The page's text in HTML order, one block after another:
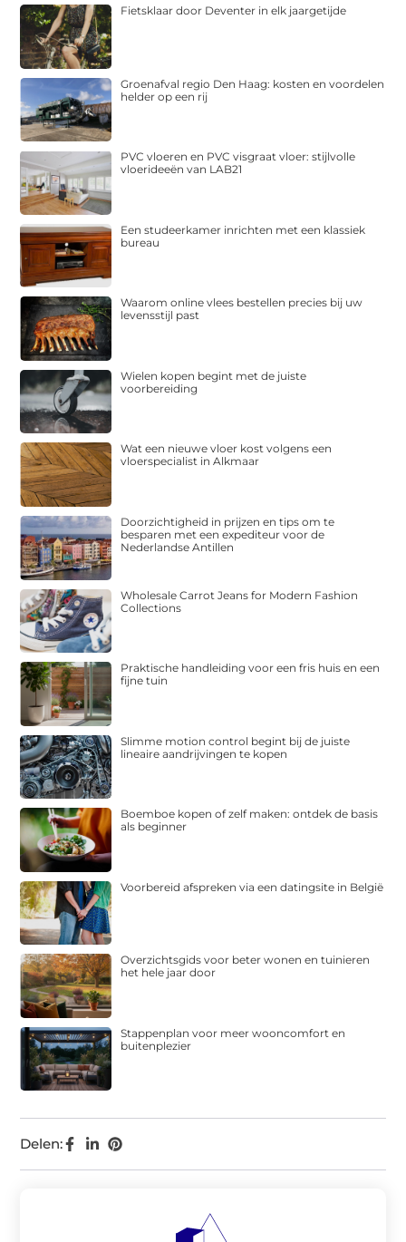
Delen:
Fietsklaar door Deventer in elk jaargetijde
Groenafval regio Den Haag: kosten en voordelen
helder op een rij
PVC vloeren en PVC visgraat vloer: stijlvolle
vloerideeën van LAB21
Een studeerkamer inrichten met een klassiek
bureau
Waarom online vlees bestellen precies bij uw
levensstijl past
Wielen kopen begint met de juiste
voorbereiding
Wat een nieuwe vloer kost volgens een
vloerspecialist in Alkmaar
Doorzichtigheid in prijzen en tips om te
besparen met een expediteur voor de
Nederlandse Antillen
Wholesale Carrot Jeans for Modern Fashion
Collections
Praktische handleiding voor een fris huis en een
fijne tuin
Slimme motion control begint bij de juiste
lineaire aandrijvingen te kopen
Boemboe kopen of zelf maken: ontdek de basis
als beginner
Voorbereid afspreken via een datingsite in België
Overzichtsgids voor beter wonen en tuinieren
het hele jaar door
Stappenplan voor meer wooncomfort en
buitenplezier